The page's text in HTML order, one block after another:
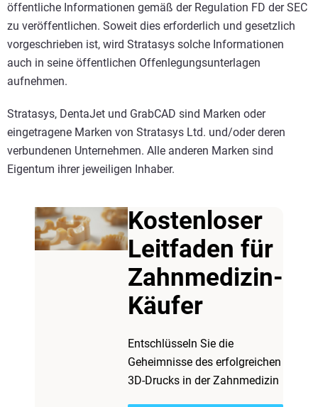
Kostenloser
Leitfaden für
Zahnmedizin-
Käufer
Entschlüsseln Sie die
Geheimnisse des erfolgreichen
3D-Drucks in der Zahnmedizin
öffentliche Informationen gemäß der Regulation FD der SEC
zu veröffentlichen. Soweit dies erforderlich und gesetzlich
vorgeschrieben ist, wird Stratasys solche Informationen
auch in seine öffentlichen Offenlegungsunterlagen
aufnehmen.
Stratasys, DentaJet und GrabCAD sind Marken oder
eingetragene Marken von Stratasys Ltd. und/oder deren
verbundenen Unternehmen. Alle anderen Marken sind
Eigentum ihrer jeweiligen Inhaber.